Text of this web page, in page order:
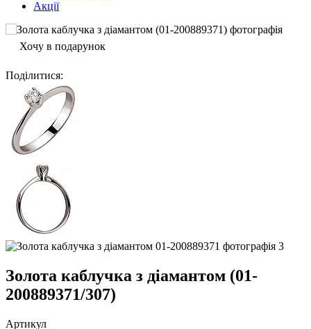
Акції
Хочу в подарунок
Поділитися:
Золота каблучка з діамантом (01-
200889371/307)
Артикул